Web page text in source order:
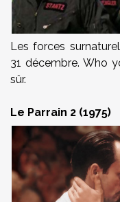
Les forces
31 décembre. Who
sûr.
Le Parrain 2 (1975)